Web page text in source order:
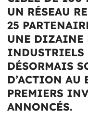
UN RÉSEAU
25
UNE DIZAINE
INDUSTRIELS
DÉSORMAIS
D’ACTION AU
PREMIERS
ANNONCÉS.